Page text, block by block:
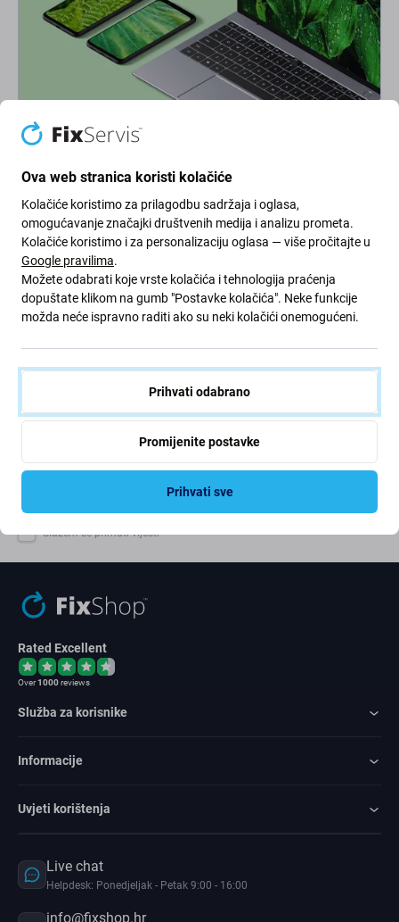
Zeleni put
Neprestano poboljšavamo svoj ugljični otisak kako bismo
zaštitili naš planet. Pročitajte više o tome kako
prilagođavamo naše procese kako bismo smanjili naš
trag.
Više info
Newsletter
Prijavite se za redovite obavijesti o popustima i novostima iz naše
stariji od 16 godina
Pretplatite
Slažem se primati vijesti
Rated Excellent
Over1000reviews
Služba za korisnike
Informacije
Uvjeti korištenja
Live chat
Helpdesk: Ponedjeljak - Petak 9:00 - 16:00
info@fixshop.hr
Ova web stranica koristi kolačiće
Kolačiće koristimo za prilagodbu sadržaja i oglasa,
omogućavanje značajki društvenih medija i analizu prometa.
Kolačiće koristimo i za personalizaciju oglasa — više pročitajte u
Google pravilima.
Možete odabrati koje vrste kolačića i tehnologija praćenja
dopuštate klikom na gumb "Postavke kolačića". Neke funkcije
možda neće ispravno raditi ako su neki kolačići onemogućeni.
Prihvati odabrano
Promijenite postavke
Prihvati sve